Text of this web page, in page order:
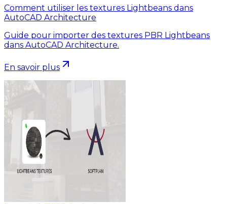
Comment utiliser les textures Lightbeans dans
AutoCAD Architecture
Guide pour importer des textures PBR Lightbeans
dans AutoCAD Architecture.
En savoir plus